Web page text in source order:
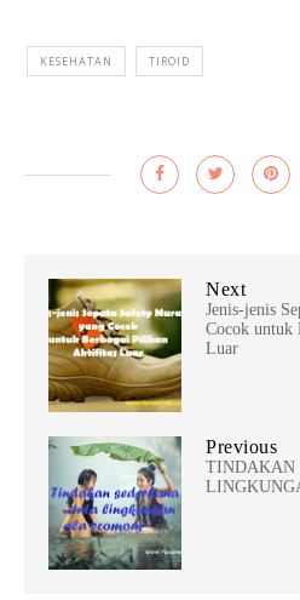
KESEHATAN TIROID
Next
Jenis-jenis
Cocok untuk
Luar
Previous
TINDAKAN